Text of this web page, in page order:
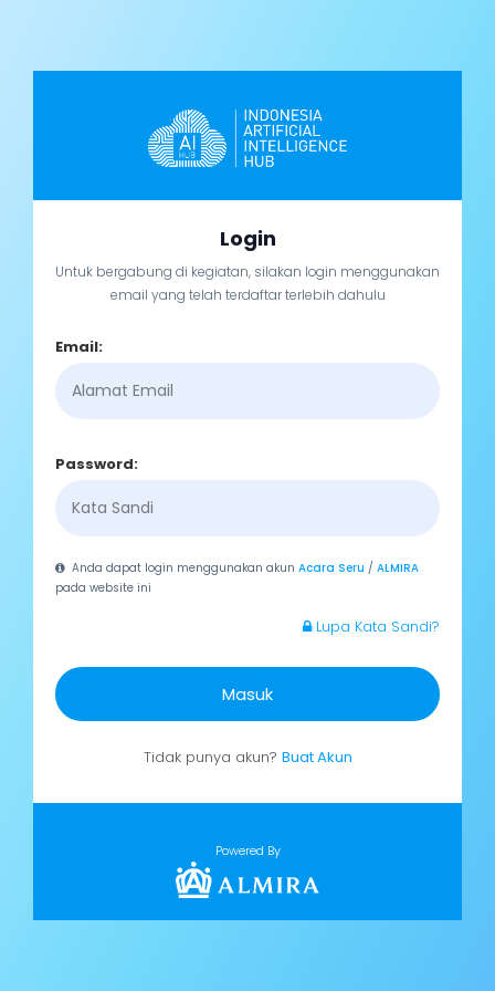
Login
Untuk bergabung di kegiatan, silakan login menggunakan
email yang telah terdaftar terlebih dahulu
Email:
Password:
Anda dapat login menggunakan akunAcara Seru /ALMIRA
pada website ini
Lupa Kata Sandi?
Masuk
Tidak punya akun? Buat Akun
Powered By